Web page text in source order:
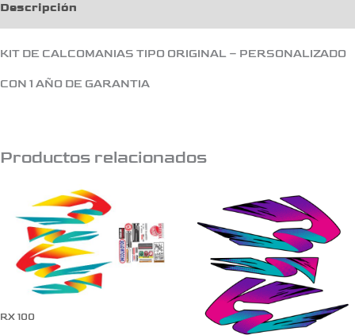
Descripción
KIT DE CALCOMANIAS TIPO ORIGINAL – PERSONALIZADO
CON 1 AÑO DE GARANTIA
Productos relacionados
RX 100